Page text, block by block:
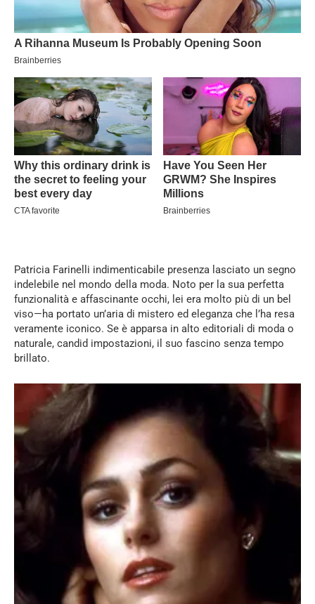
Patricia Farinelli indimenticabile presenza lasciato un segno
indelebile nel mondo della moda. Noto per la sua perfetta
funzionalità e affascinante occhi, lei era molto più di un bel
viso—ha portato un’aria di mistero ed eleganza che l’ha resa
veramente iconico. Se è apparsa in alto editoriali di moda o
naturale, candid impostazioni, il suo fascino senza tempo
brillato.